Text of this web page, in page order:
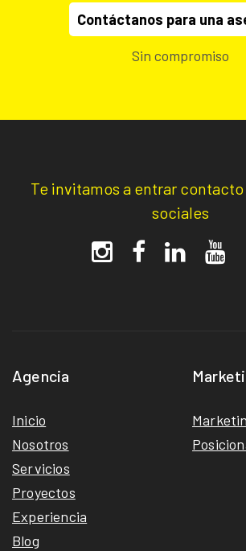
Contáctanos para una
Sin compromiso
Te invitamos a entrar contacto
sociales
Agencia
Inicio
Nosotros
Servicios
Proyectos
Experiencia
Blog